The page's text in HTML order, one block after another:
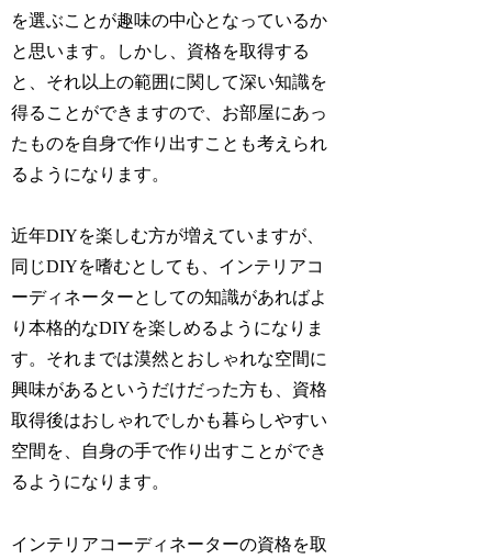
を選ぶことが趣味の中心となっているか
と思います。しかし、資格を取得する
と、それ以上の範囲に関して深い知識を
得ることができますので、お部屋にあっ
たものを自身で作り出すことも考えられ
るようになります。
近年DIYを楽しむ方が増えていますが、
同じDIYを嗜むとしても、インテリアコ
ーディネーターとしての知識があればよ
り本格的なDIYを楽しめるようになりま
す。それまでは漠然とおしゃれな空間に
興味があるというだけだった方も、資格
取得後はおしゃれでしかも暮らしやすい
空間を、自身の手で作り出すことができ
るようになります。
インテリアコーディネーターの資格を取